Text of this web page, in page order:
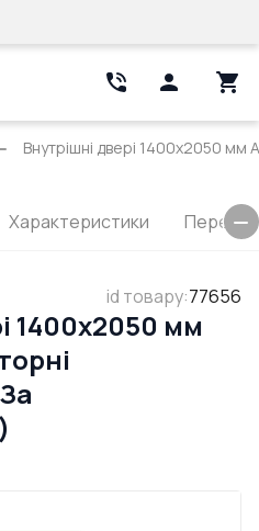
Внутрішні двері 1400x2050 мм
Характеристики
id товару:77656
1400x2050 мм